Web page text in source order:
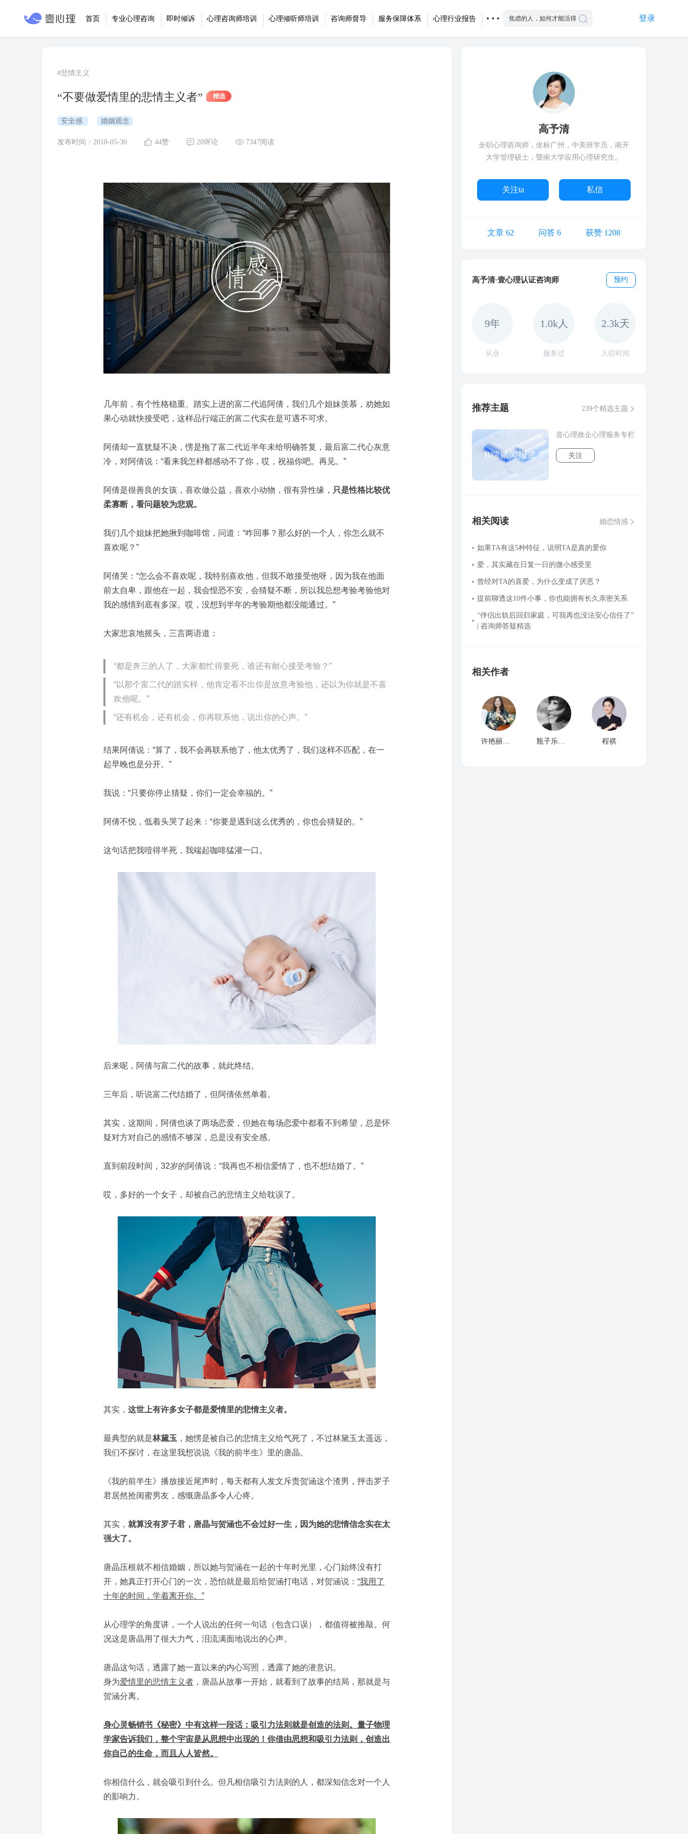
首页 专业心理咨询 即时倾诉 心理咨询师培训 心理倾听师培训 咨询师督导 服务保障体系 心理行业报告 登录
#悲情主义
“不要做爱情里的悲情主义者” 精选
安全感 婚姻观念
发布时间：2018-05-30 44赞 20评论 7347阅读
几年前，有个性格稳重、踏实上进的富二代追阿倩，我们几个姐妹羡慕，劝她如
果心动就快接受吧，这样品行端正的富二代实在是可遇不可求。
阿倩却一直犹疑不决，愣是拖了富二代近半年未给明确答复，最后富二代心灰意
冷，对阿倩说：“看来我怎样都感动不了你，哎，祝福你吧。再见。”
阿倩是很善良的女孩，喜欢做公益，喜欢小动物，很有异性缘， 只是性格比较优
柔寡断，看问题较为悲观。
我们几个姐妹把她揪到咖啡馆，问道：“咋回事？那么好的一个人，你怎么就不
喜欢呢？”
阿倩哭：“怎么会不喜欢呢，我特别喜欢他，但我不敢接受他呀，因为我在他面
前太自卑，跟他在一起，我会惶恐不安，会猜疑不断，所以我总想考验考验他对
我的感情到底有多深。哎，没想到半年的考验期他都没能通过。”
大家悲哀地摇头，三言两语道：
“都是奔三的人了，大家都忙得要死，谁还有耐心接受考验？”
“以那个富二代的踏实样，他肯定看不出你是故意考验他，还以为你就是不喜
欢他呢。”
“还有机会，还有机会，你再联系他，说出你的心声。”
结果阿倩说：“算了，我不会再联系他了，他太优秀了，我们这样不匹配，在一
起早晚也是分开。”
我说：“只要你停止猜疑，你们一定会幸福的。”
阿倩不悦，低着头哭了起来：“你要是遇到这么优秀的，你也会猜疑的。”
这句话把我噎得半死，我端起咖啡猛灌一口。
后来呢，阿倩与富二代的故事，就此终结。
三年后，听说富二代结婚了，但阿倩依然单着。
其实，这期间，阿倩也谈了两场恋爱，但她在每场恋爱中都看不到希望，总是怀
疑对方对自己的感情不够深，总是没有安全感。
直到前段时间，32岁的阿倩说：“我再也不相信爱情了，也不想结婚了。”
哎，多好的一个女子，却被自己的悲情主义给耽误了。
其实， 这世上有许多女子都是爱情里的悲情主义者。
最典型的就是林黛玉 ，她愣是被自己的悲情主义给气死了，不过林黛玉太遥远，
我们不探讨，在这里我想说说《我的前半生》里的唐晶。
《我的前半生》播放接近尾声时，每天都有人发文斥责贺涵这个渣男，抨击罗子
君居然抢闺蜜男友，感慨唐晶多令人心疼。
其实， 就算没有罗子君，唐晶与贺涵也不会过好一生，因为她的悲情信念实在太
强大了。
唐晶压根就不相信婚姻，所以她与贺涵在一起的十年时光里，心门始终没有打
开，她真正打开心门的一次，恐怕就是最后给贺涵打电话，对贺涵说： “我用了
十年的时间，学着离开你。”
从心理学的角度讲，一个人说出的任何一句话（包含口误），都值得被推敲。何
况这是唐晶用了很大力气，泪流满面地说出的心声。
唐晶这句话，透露了她一直以来的内心写照，透露了她的潜意识。
身为爱情里的悲情主义者 ，唐晶从故事一开始，就看到了故事的结局，那就是与
贺涵分离。
身心灵畅销书《秘密》中有这样一段话：吸引力法则就是创造的法则。量子物理
学家告诉我们，整个宇宙是从思想中出现的！你借由思想和吸引力法则，创造出
你自己的生命，而且人人皆然。
你相信什么，就会吸引到什么。但凡相信吸引力法则的人，都深知信念对一个人
的影响力。
高予清
全职心理咨询师，坐标广州，中美班学员，南开
大学管理硕士，暨南大学应用心理研究生。
关注ta 私信
文章 62 问答 6 获赞 1208
高予清·壹心理认证咨询师 预约
9年
从业
1.0k人
服务过
2.3k天
入驻时间
推荐主题 239个精选主题
B端新闻报道
壹心理政企心理服务专栏
关注
相关阅读 婚恋情感
如果TA有这5种特征，说明TA是真的爱你
爱，其实藏在日复一日的微小感受里
曾经对TA的喜爱，为什么变成了厌恶？
提前聊透这10件小事，你也能拥有长久亲密关系
“伴侣出轨后回归家庭，可我再也没法安心信任了”
| 咨询师答疑精选
相关作者
许艳丽心理师家排师 瓶子乐悠悠 程祺